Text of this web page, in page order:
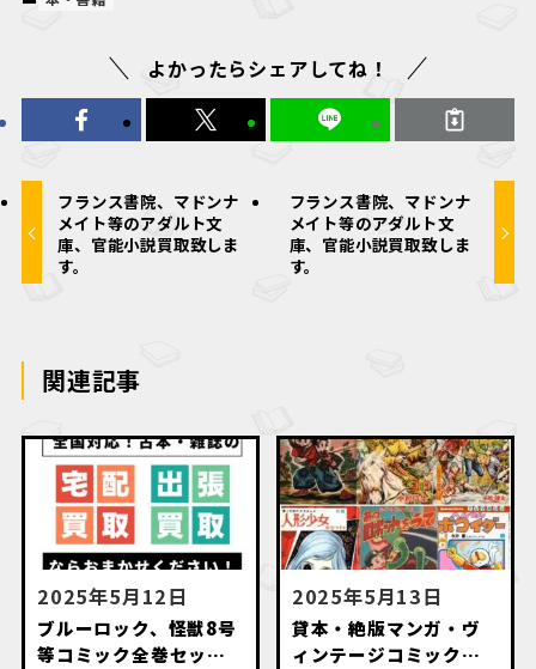
よかったらシェアしてね！
フランス書院、マドンナ
メイト等のアダルト文
庫、官能小説買取致しま
す。
フランス書院、マドンナ
メイト等のアダルト文
庫、官能小説買取致しま
す。
関連記事
ブルーロック、怪獣8号
等コミック全巻セット
2025年5月12日
貸本・絶版マンガ・ヴ
ィンテージコミック・
2025年5月13日